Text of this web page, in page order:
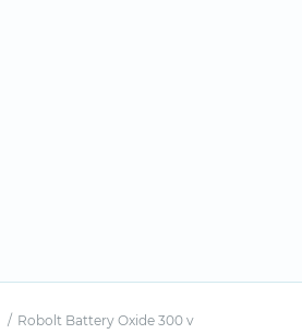
Robolt Battery Oxide 300 v